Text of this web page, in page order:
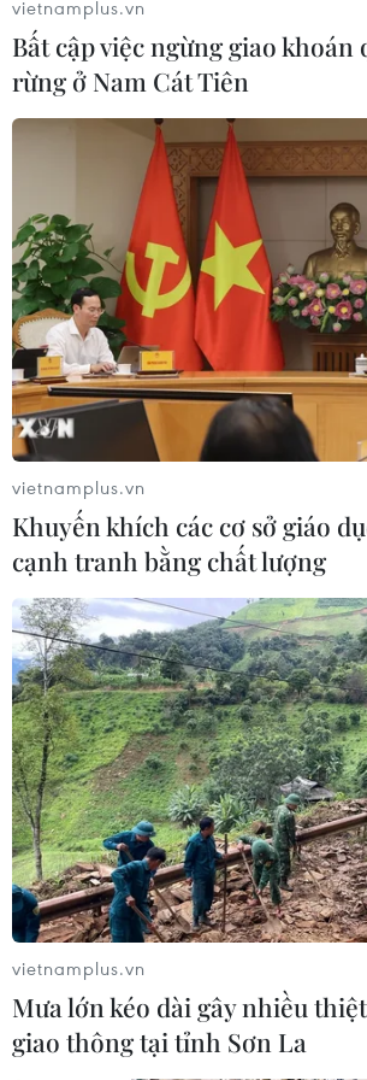
vietnamplus.vn
Bất cập việc ngừng giao khoán
rừng ở Nam Cát Tiên
vietnamplus.vn
Khuyến khích các cơ sở giáo
cạnh tranh bằng chất lượng
vietnamplus.vn
Mưa lớn kéo dài gây nhiều
giao thông tại tỉnh Sơn La